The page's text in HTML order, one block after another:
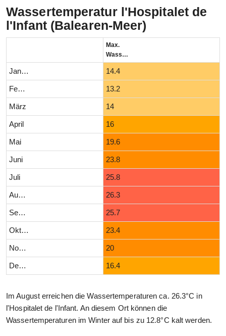
Wassertemperatur l'Hospitalet de
l'Infant (Balearen-Meer)
Max.
Wassertemperatur (°C)
Januar 14.4
Februar 13.2
März 14
April 16
Mai 19.6
Juni 23.8
Juli 25.8
August 26.3
September 25.7
Oktober 23.4
November 20
Dezember 16.4
Im August erreichen die Wassertemperaturen ca. 26.3°C in
l'Hospitalet de l'Infant. An diesem Ort können die
Wassertemperaturen im Winter auf bis zu 12.8°C kalt werden.